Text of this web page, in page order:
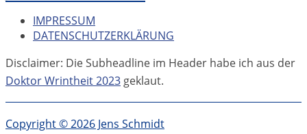
IMPRESSUM
DATENSCHUTZERKLÄRUNG
Disclaimer: Die Subheadline im Header habe ich aus der
Doktor Wrintheit 2023 geklaut.
Copyright © 2026 Jens Schmidt